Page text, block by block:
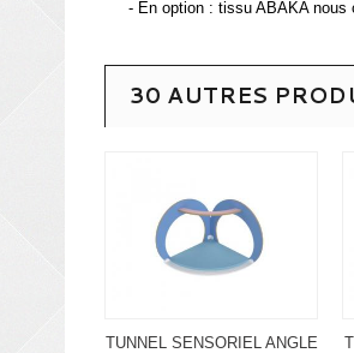
- En option : tissu ABAKA nous
30 AUTRES
TUNNEL SENSORIEL ANGLE